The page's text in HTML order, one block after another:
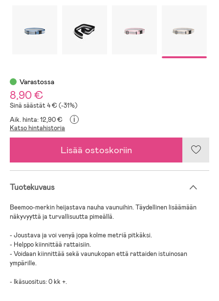
Varastossa
8,90 €
Sinä säästät 4 € (-31%)
Aik. hinta: 12,90 €
i
Katso hintahistoria
Lisää ostoskoriin
Tuotekuvaus
Beemoo-merkin heijastava nauha vaunuihin. Täydellinen lisäämään
näkyvyyttä ja turvallisuutta pimeällä.
- Joustava ja voi venyä jopa kolme metriä pitkäksi.
- Helppo kiinnittää rattaisiin.
- Voidaan kiinnittää sekä vaunukopan että rattaiden istuinosan
ympärille.
- Ikäsuositus: 0 kk +.